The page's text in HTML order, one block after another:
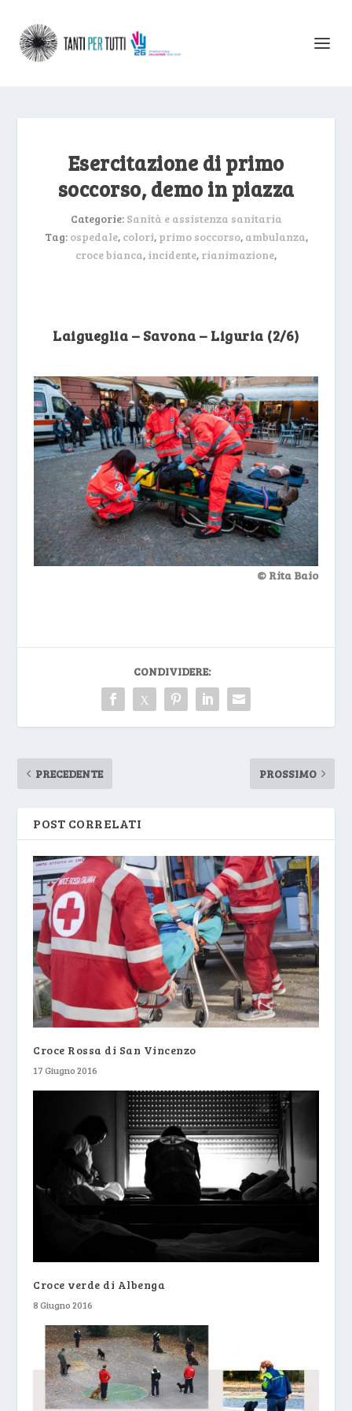
Esercitazione di primo
soccorso, demo in piazza
Categorie: Sanità e assistenza sanitaria
Tag: ospedale, colori, primo soccorso, ambulanza,
croce bianca, incidente, rianimazione,
Laigueglia – Savona – Liguria (2/6)
© Rita Baio
CONDIVIDERE:
PRECEDENTE PROSSIMO
POST CORRELATI
Croce Rossa di San Vincenzo
17 Giugno 2016
Croce verde di Albenga
8 Giugno 2016